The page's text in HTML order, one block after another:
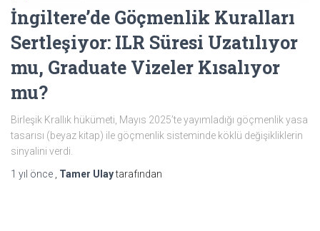
İngiltere’de Göçmenlik Kuralları
Sertleşiyor: ILR Süresi Uzatılıyor
mu, Graduate Vizeler Kısalıyor
mu?
Birleşik Krallık hükümeti, Mayıs 2025’te yayımladığı göçmenlik yasa
tasarısı (beyaz kitap) ile göçmenlik sisteminde köklü değişikliklerin
sinyalini verdi.
1 yıl önce Tamer Ulaytarafından